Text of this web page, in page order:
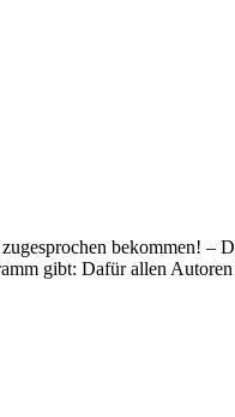
bekommen!
gibt: Dafür allen